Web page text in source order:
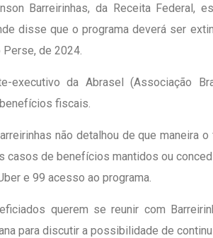
Barreirinhas, da Receita Federal,
disse que o programa deverá ser
de 2024.
executivo da Abrasel (Associação
fiscais.
não detalhou de que maneira
casos de benefícios mantidos ou
e 99 acesso ao programa.
querem se reunir com
para discutir a possibilidade de
Pedro Do Bairro Olhos